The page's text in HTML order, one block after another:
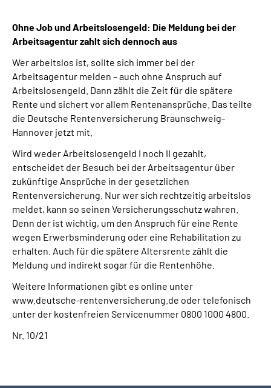
Online-Services
Inhalte in Gebärdensprache (DGS)
Leichte Sprache
Suche
Mein Kundenportal
Ohne Job und Arbeitslosengeld: Die Meldung bei der
Arbeitsagentur zahlt sich dennoch aus
Wer arbeitslos ist, sollte sich immer bei der
Arbeitsagentur melden – auch ohne Anspruch auf
Arbeitslosengeld. Dann zählt die Zeit für die spätere
Rente und sichert vor allem Rentenansprüche. Das teilte
die Deutsche Rentenversicherung Braunschweig-
Hannover jetzt mit.
Wird weder Arbeitslosengeld I noch II gezahlt,
entscheidet der Besuch bei der Arbeitsagentur über
zukünftige Ansprüche in der gesetzlichen
Rentenversicherung. Nur wer sich rechtzeitig arbeitslos
meldet, kann so seinen Versicherungsschutz wahren.
Denn der ist wichtig, um den Anspruch für eine Rente
wegen Erwerbsminderung oder eine Rehabilitation zu
erhalten. Auch für die spätere Altersrente zählt die
Meldung und indirekt sogar für die Rentenhöhe.
Weitere Informationen gibt es online unter
www.deutsche-rentenversicherung.de oder telefonisch
unter der kostenfreien Servicenummer 0800 1000 4800.
Nr. 10/21